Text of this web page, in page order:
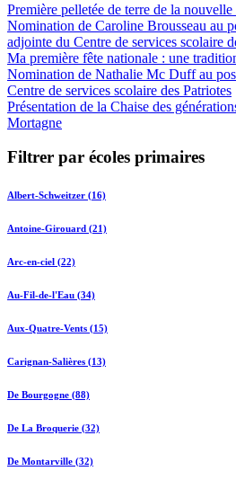
Première pelletée de terre de la
Nomination de Caroline Brousseau au
adjointe du Centre de services scolaire
Ma première fête nationale : une
Nomination de Nathalie Mc Duff au
Centre de services scolaire des Patriotes
Présentation de la Chaise des
Mortagne
Filtrer par écoles primaires
Albert-Schweitzer (16)
Antoine-Girouard (21)
Arc-en-ciel (22)
Au-Fil-de-l'Eau (34)
Aux-Quatre-Vents (15)
Carignan-Salières (13)
De Bourgogne (88)
De La Broquerie (32)
De Montarville (32)